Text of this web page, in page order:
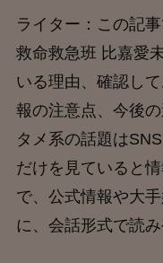
ライター：この記
救命救急班 比嘉愛
いる理由、確認し
報の注意点、今後
タメ系の話題は
だけを見ていると
で、公式情報や大
に、会話形式で読